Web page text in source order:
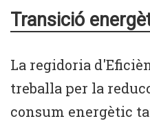
Transició
La regidoria
treballa per la
consum energètic